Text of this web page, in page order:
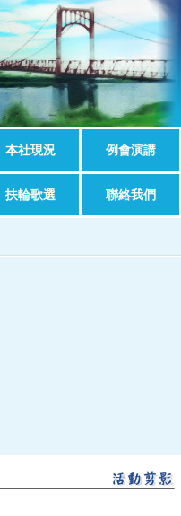
本社現況 例會演講
扶輪歌選 聯絡我們